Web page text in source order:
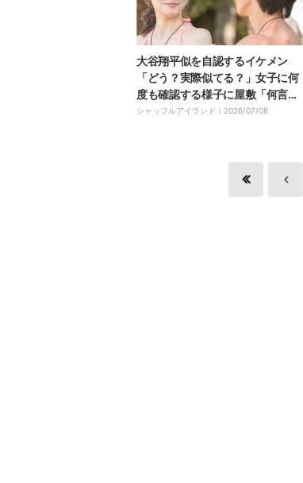
大谷翔平似を自認するイケメン
「どう？実際似てる？」女子に何
度も確認する様子に屋敷「何言う
てるの」
シャッフルアイランド｜ 2026/07/08